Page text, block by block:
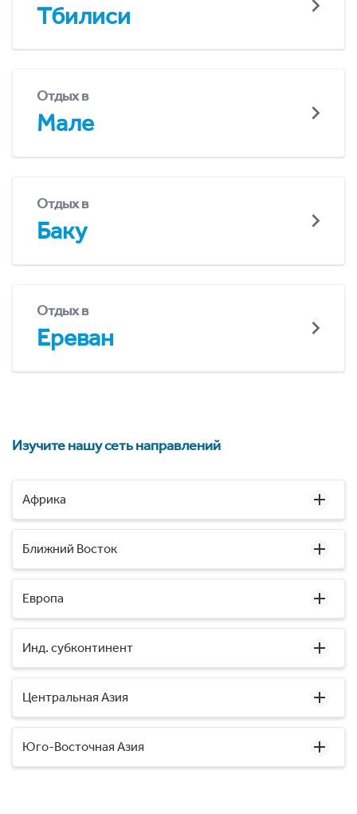
Тбилиси
Отдых в
Мале
Отдых в
Баку
Отдых в
Ереван
Изучите нашу сеть направлений
Африка
Ближний Восток
Европа
Инд. субконтинент
Центральная Азия
Юго-Восточная Азия